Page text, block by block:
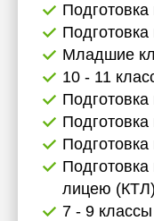
Младшие
10 - 11
Подготовка
Подготовка
лицею (КТЛ)
7 - 9